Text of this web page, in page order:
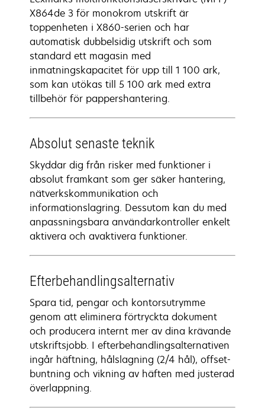
X864de 3 för monokrom utskrift är
toppenheten i X860-serien och har
automatisk dubbelsidig utskrift och som
standard ett magasin med
inmatningskapacitet för upp till 1 100 ark,
som kan utökas till 5 100 ark med extra
tillbehör för pappershantering.
Absolut senaste teknik
Skyddar dig från risker med funktioner i
absolut framkant som ger säker hantering,
nätverkskommunikation och
informationslagring. Dessutom kan du med
anpassningsbara användarkontroller enkelt
aktivera och avaktivera funktioner.
Efterbehandlingsalternativ
Spara tid, pengar och kontorsutrymme
genom att eliminera förtryckta dokument
och producera internt mer av dina krävande
utskriftsjobb. I efterbehandlingsalternativen
ingår häftning, hålslagning (2/4 hål), offset-
buntning och vikning av häften med justerad
överlappning.